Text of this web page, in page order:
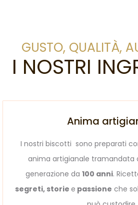
GUSTO, QUALITÀ,
I NOSTRI
Anima
I nostri biscotti sono preparati
anima artigianale tramandata
generazione da 100 anni.
segreti, storie e passione che